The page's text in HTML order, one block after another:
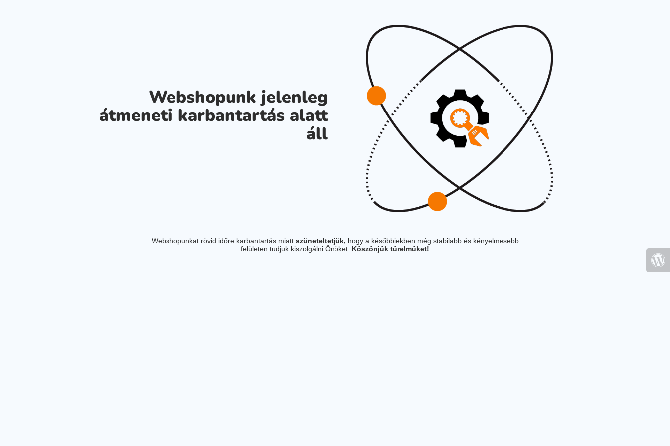
Webshopunk jelenleg
átmeneti karbantartás alatt
áll
Webshopunkat rövid időre karbantartás miatt szüneteltetjük, hogy a későbbiekben még stabilabb és kényelmesebb
felületen tudjuk kiszolgálni Önöket. Köszönjük türelmüket!